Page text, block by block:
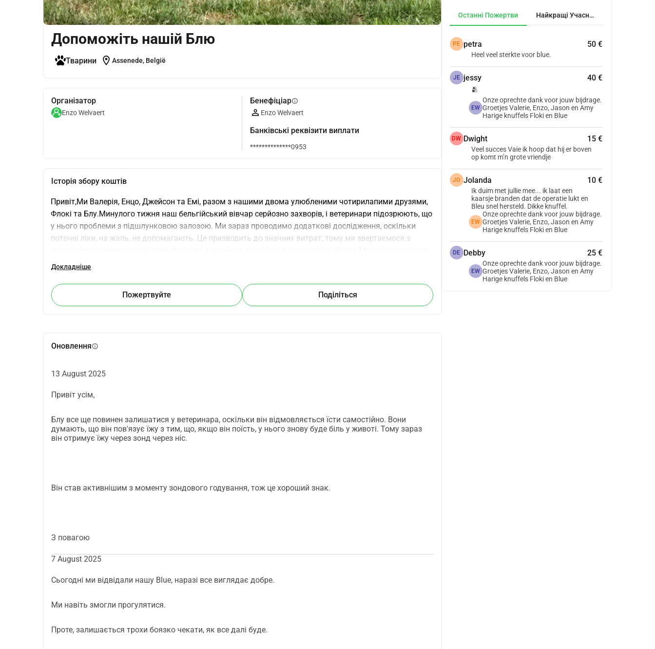
Допоможіть нашій Блю
Тварини location_on Assenede, België
Організатор
Enzo Welvaert
Бенефіціарinfo
Enzo Welvaert
Банківські реквізити виплати
**************0953
Історія збору коштів
Привіт,Ми Валерія, Енцо, Джейсон та Емі, разом з нашими двома улюбленими чотирилапими друзями,
Флокі та Блу.Минулого тижня наш бельгійський вівчар серйозно захворів, і ветеринари підозрюють, що
у нього проблеми з підшлунковою залозою. Ми зараз проводимо додаткові дослідження, оскільки
поточні ліки, на жаль, не допомагають. Це призводить до значних витрат, тому ми звертаємося з
вдячні за всю підтримку, яку ми отримуємо.З повагою,Валерія, Енцо, Джейсон та ЕміІ з волосатими
Докладніше
Пожертвуйте Поділіться
Оновленняinfo
13 August 2025
Привіт усім,
Блу все ще повинен залишатися у ветеринара, оскільки він відмовляється їсти самостійно. Вони
думають, що він пов'язує їжу з тим, що, якщо він поїсть, у нього знову буде біль у животі. Тому зараз
він отримує їжу через зонд через ніс.
Він став активнішим з моменту зондового годування, тож це хороший знак.
З повагою
7 August 2025
Сьогодні ми відвідали нашу Blue, наразі все виглядає добре.
Ми навіть змогли прогулятися.
Проте, залишається трохи боязко чекати, як все далі буде.
Останні Пожертви Найкращі Учасники
PE petra 50 €
Heel veel sterkte voor blue.
JE jessy 40 €
🫂
EW
Onze oprechte dank voor jouw bijdrage.
Groetjes Valerie, Enzo, Jason en Amy
Harige knuffels Floki en Blue
DW Dwight 15 €
Veel succes Vaie ik hoop dat hij er boven
op komt m’n grote vriendje
JO Jolanda 10 €
Ik duim met jullie mee... ik laat een
kaarsje branden dat de operatie lukt en
Bleu snel hersteld. Dikke knuffel.
EW
Onze oprechte dank voor jouw bijdrage.
Groetjes Valerie, Enzo, Jason en Amy
Harige knuffels Floki en Blue
DE Debby 25 €
EW
Onze oprechte dank voor jouw bijdrage.
Groetjes Valerie, Enzo, Jason en Amy
Harige knuffels Floki en Blue